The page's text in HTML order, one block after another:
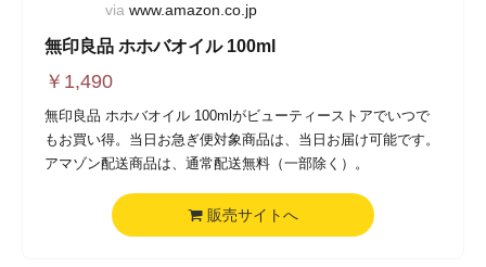
via www.amazon.co.jp
無印良品 ホホバオイル 100ml
￥ 1,490
無印良品 ホホバオイル 100mlがビューティーストアでいつで
もお買い得。当日お急ぎ便対象商品は、当日お届け可能です。
アマゾン配送商品は、通常配送無料（一部除く）。
販売サイトへ